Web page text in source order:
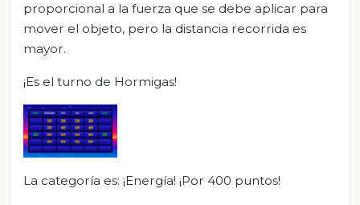
proporcional a la fuerza que se debe aplicar para
mover el objeto, pero la distancia recorrida es
mayor.
¡Es el turno de Hormigas!
La categoría es: ¡Energía! ¡Por 400 puntos!